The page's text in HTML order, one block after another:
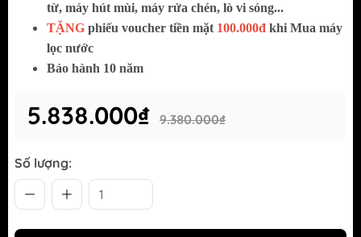
từ, máy hút mùi, máy rửa chén, lò vi sóng...
TẶNG phiếu voucher tiền mặt 100.000đ khi Mua máy
lọc nước
Bảo hành 10 năm
5.838.000₫ 9.380.000₫
Số lượng: